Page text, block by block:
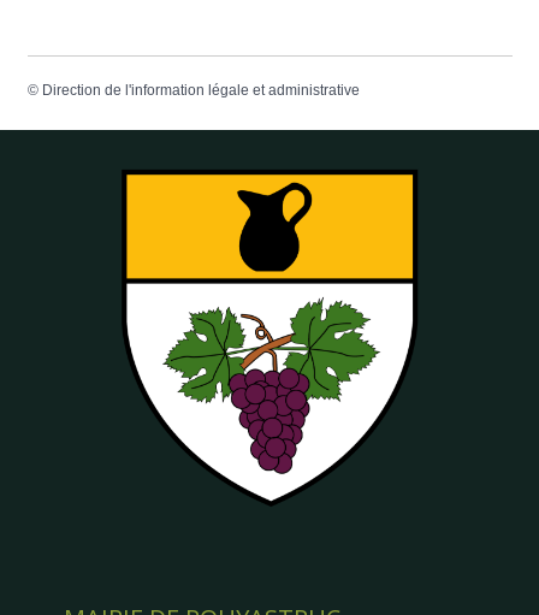
© Direction de l'information légale et administrative